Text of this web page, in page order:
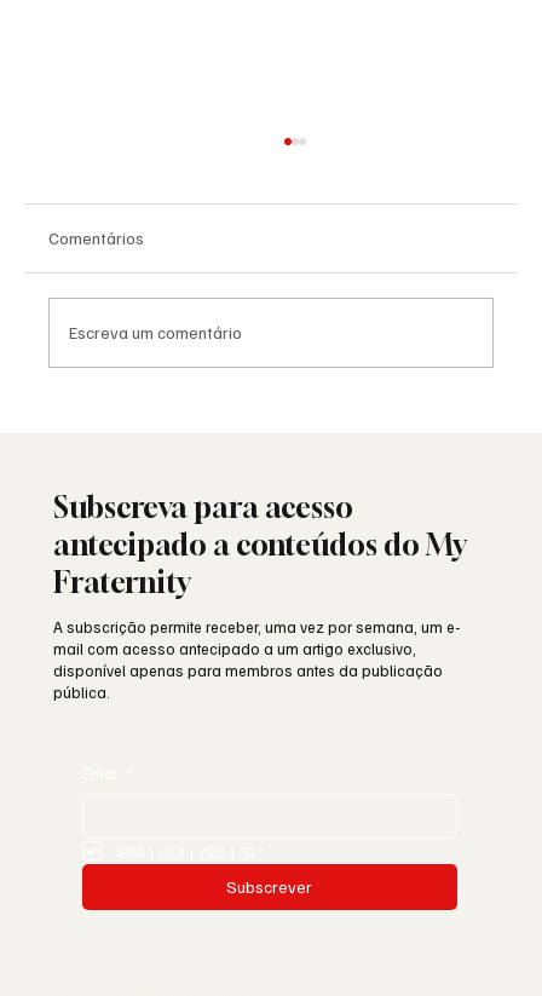
Comentários
Escreva um comentário
Subscreva para acesso
antecipado a conteúdos do My
Fraternity
A subscrição permite receber, uma vez por semana, um e-
mail com acesso antecipado a um artigo exclusivo,
disponível apenas para membros antes da publicação
pública.
Subscrever